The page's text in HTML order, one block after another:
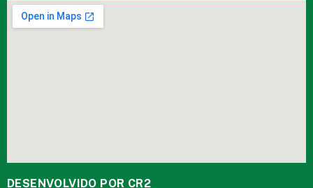
DESENVOLVIDO POR CR2